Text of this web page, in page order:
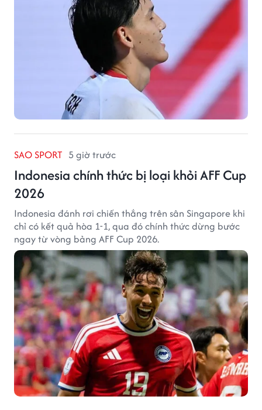
SAO SPORT 5 giờ trước
Indonesia chính thức bị loại khỏi AFF Cup
2026
Indonesia đánh rơi chiến thắng trên sân Singapore khi
chỉ có kết quả hòa 1-1, qua đó chính thức dừng bước
ngay từ vòng bảng AFF Cup 2026.